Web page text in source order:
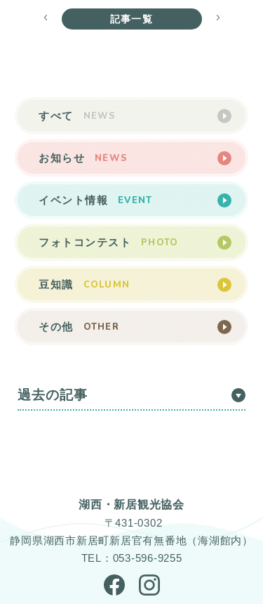
記事一覧
NEWS
すべて
NEWS
お知らせ
EVENT
イベント情報
PHOTO
フォトコンテスト
COLUMN
豆知識
OTHER
その他
過去の記事
湖西・新居観光協会
〒431-0302
静岡県湖西市新居町新居官有無番地（海湖館内）
TEL：053-596-9255